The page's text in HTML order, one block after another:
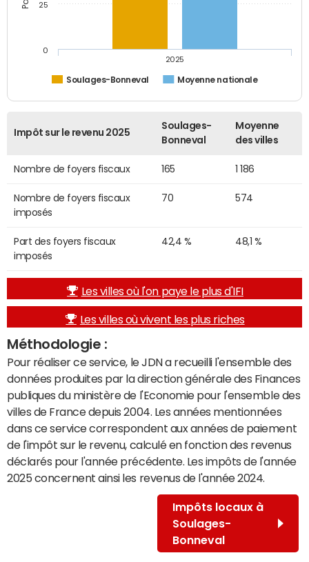
Soulages-Bonneval Moyenne nationale
2025
0
25
Impôt sur le revenu 2025
Soulages-
Bonneval
Moyenne
des villes
Nombre de foyers fiscaux 165 1 186
Nombre de foyers fiscaux
imposés
70 574
Part des foyers fiscaux
imposés
42,4 % 48,1 %
Les villes où l'on paye le plus d'IFI
Les villes où vivent les plus riches
Méthodologie :
Pour réaliser ce service, le JDN a recueilli l'ensemble des
données produites par la direction générale des Finances
publiques du ministère de l'Economie pour l'ensemble des
villes de France depuis 2004. Les années mentionnées
dans ce service correspondent aux années de paiement
de l'impôt sur le revenu, calculé en fonction des revenus
déclarés pour l'année précédente. Les impôts de l'année
2025 concernent ainsi les revenus de l'année 2024.
Impôts locaux à
Soulages-
Bonneval